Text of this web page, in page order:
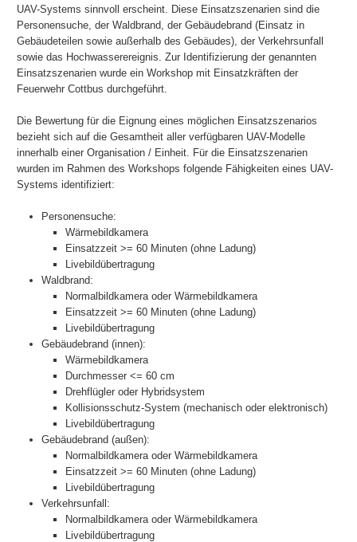
UAV-Systems sinnvoll erscheint. Diese Einsatzszenarien sind die
Personensuche, der Waldbrand, der Gebäudebrand (Einsatz in
Gebäudeteilen sowie außerhalb des Gebäudes), der Verkehrsunfall
sowie das Hochwasserereignis. Zur Identifizierung der genannten
Einsatzszenarien wurde ein Workshop mit Einsatzkräften der
Feuerwehr Cottbus durchgeführt.
Die Bewertung für die Eignung eines möglichen Einsatzszenarios
bezieht sich auf die Gesamtheit aller verfügbaren UAV-Modelle
innerhalb einer Organisation / Einheit. Für die Einsatzszenarien
wurden im Rahmen des Workshops folgende Fähigkeiten eines UAV-
Systems identifiziert:
Personensuche:
Wärmebildkamera
Einsatzzeit >= 60 Minuten (ohne Ladung)
Livebildübertragung
Waldbrand:
Normalbildkamera oder Wärmebildkamera
Einsatzzeit >= 60 Minuten (ohne Ladung)
Livebildübertragung
Gebäudebrand (innen):
Wärmebildkamera
Durchmesser <= 60 cm
Drehflügler oder Hybridsystem
Kollisionsschutz-System (mechanisch oder elektronisch)
Livebildübertragung
Gebäudebrand (außen):
Normalbildkamera oder Wärmebildkamera
Einsatzzeit >= 60 Minuten (ohne Ladung)
Livebildübertragung
Verkehrsunfall:
Normalbildkamera oder Wärmebildkamera
Livebildübertragung